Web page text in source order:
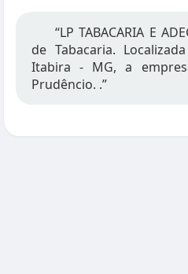
“LP TABACARIA E
de Tabacaria.
Itabira - MG, a
Prudêncio. .”